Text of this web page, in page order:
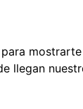
llegan